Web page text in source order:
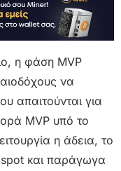
η φάση MVP
να
απαιτούνται για
MVP υπό το
η άδεια, το
και παράγωγα